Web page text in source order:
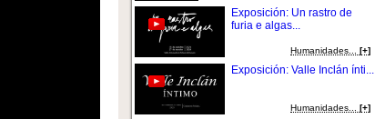
Exposición: Un rastro de
furia e algas...
Humanidades... [+]
Exposición: Valle Inclán ínti...
Humanidades...[+]